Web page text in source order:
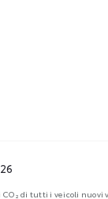
di tutti i veicoli nuovi